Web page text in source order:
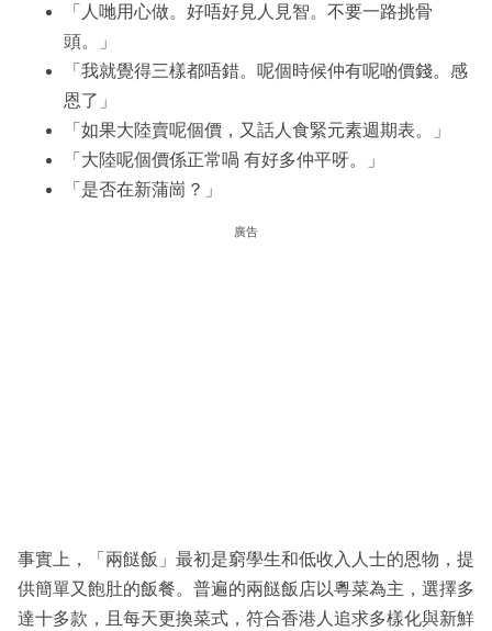
「人哋用心做。好唔好見人見智。不要一路挑骨
頭。」
「我就覺得三樣都唔錯。呢個時候仲有呢啲價錢。感
恩了」
「如果大陸賣呢個價，又話人食緊元素週期表。」
「大陸呢個價係正常喎 有好多仲平呀。」
「是否在新蒲崗？」
廣告
事實上，「兩餸飯」最初是窮學生和低收入人士的恩物，提
供簡單又飽肚的飯餐。普遍的兩餸飯店以粵菜為主，選擇多
達十多款，且每天更換菜式，符合香港人追求多樣化與新鮮